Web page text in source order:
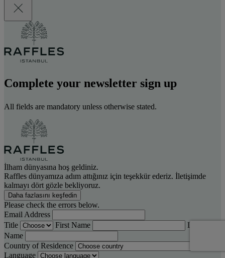
Complete your newsletter sign up
All fields are mandatory unless otherwise stated.
İlham dünyasına hoş geldiniz.
Raffles dünyamıza adım attığınız için teşekkür ederiz. İletişimde
kalmayı dört gözle bekliyoruz.
Daha fazlasını keşfedin
Please check the errors below.
Email Address
Title
First Name
Last
Name
Country of Residence
Language